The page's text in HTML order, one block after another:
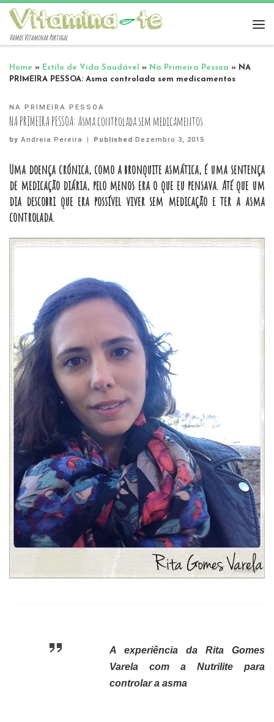
Vamos Vitaminar Portugal
Home » Estilo de Vida Saudável » Na Primeira Pessoa » NA
PRIMEIRA PESSOA: Asma controlada sem medicamentos
NA PRIMEIRA PESSOA
NA PRIMEIRA PESSOA: Asma controlada sem medicamentos
by Andreia Pereira | PublishedDezembro 3, 2015
Uma doença crónica, como a bronquite asmática, é uma sentença
de medicação diária, pelo menos era o que eu pensava. Até que um
dia descobri que era possível viver sem medicação e ter a asma
controlada.
A experiência da Rita Gomes
Varela com a Nutrilite para
controlar a asma